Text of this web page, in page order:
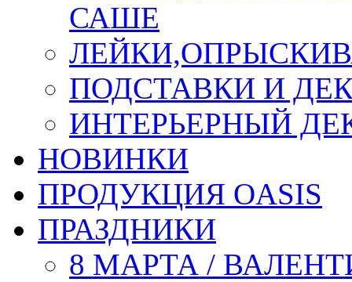
САШЕ
ПОДСТАВКИ И
ИНТЕРЬЕРНЫЙ
НОВИНКИ
ПРОДУКЦИЯ OASIS
ПРАЗДНИКИ
8 МАРТА /